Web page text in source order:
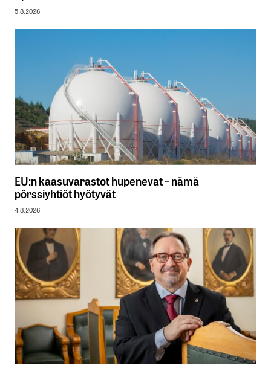
5.8.2026
EU:n kaasuvarastot hupenevat – nämä
pörssiyhtiöt hyötyvät
4.8.2026